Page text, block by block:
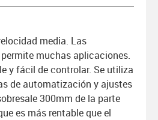
media. Las
muchas aplicaciones.
y fácil de controlar. Se utiliza
de automatización y ajustes
300mm de la parte
es más rentable que el